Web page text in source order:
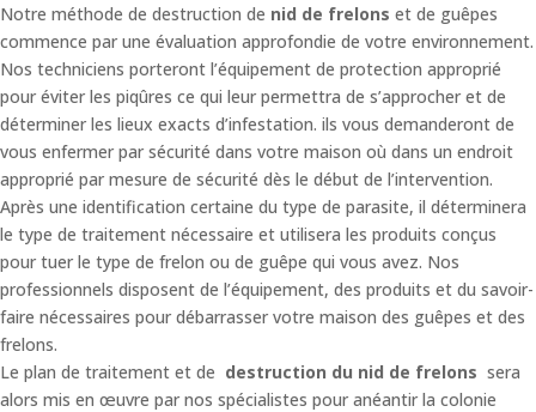
Notre méthode de destruction de nid de frelons et de guêpes
commence par une évaluation approfondie de votre environnement.
Nos techniciens porteront l’équipement de protection approprié
pour éviter les piqûres ce qui leur permettra de s’approcher et de
déterminer les lieux exacts d’infestation. ils vous demanderont de
vous enfermer par sécurité dans votre maison où dans un endroit
approprié par mesure de sécurité dès le début de l’intervention.
Après une identification certaine du type de parasite, il déterminera
le type de traitement nécessaire et utilisera les produits conçus
pour tuer le type de frelon ou de guêpe qui vous avez. Nos
professionnels disposent de l’équipement, des produits et du savoir-
faire nécessaires pour débarrasser votre maison des guêpes et des
frelons.
Le plan de traitement et de destruction du nid de frelons sera
alors mis en œuvre par nos spécialistes pour anéantir la colonie